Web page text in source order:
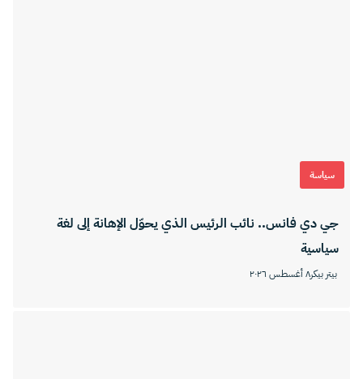
سياسة
جي دي فانس.. نائب الرئيس الذي يحوّل الإهانة إلى لغة
سياسية
بيتر بيكر٨ أغسطس ٢٠٢٦